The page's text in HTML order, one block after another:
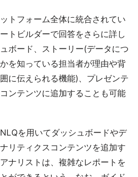
トフォーム全体に統合されてい
トビルダーで回答をさらに詳し
ボード、ストーリー(データにつ
を知っている担当者が理由や背
に伝えられる機能)、プレゼンテ
ンテンツに追加することも可能
を用いてダッシュボードやデ
リティクスコンテンツを追加す
ナリストは、複雑なレポートを